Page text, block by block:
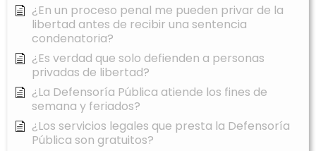
¿En un proceso penal me pueden privar de la
libertad antes de recibir una sentencia
condenatoria?
¿Es verdad que solo defienden a personas
privadas de libertad?
¿La Defensoría Pública atiende los fines de
semana y feriados?
¿Los servicios legales que presta la Defensoría
Pública son gratuitos?